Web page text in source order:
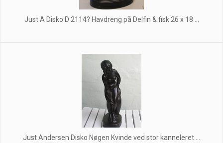
Just A Disko D 2114? Havdreng på Delfin & fisk 26 x 18 ...
Just Andersen Disko Nøgen Kvinde ved stor kanneleret ...